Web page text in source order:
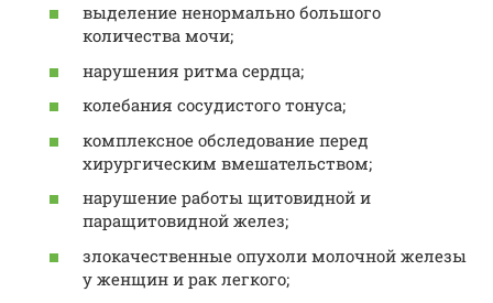
выделение ненормально большого
количества мочи;
нарушения ритма сердца;
колебания сосудистого тонуса;
комплексное обследование перед
хирургическим вмешательством;
нарушение работы щитовидной и
паращитовидной желез;
злокачественные опухоли молочной железы
у женщин и рак легкого;